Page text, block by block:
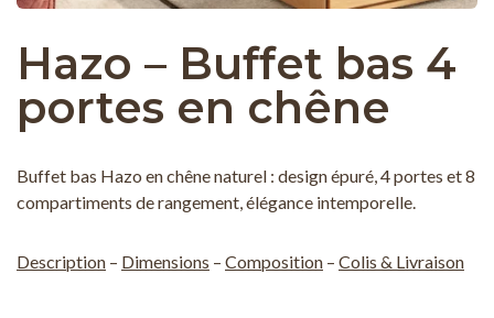
Hazo – Buffet bas 4
portes en chêne
Buffet bas Hazo en chêne naturel : design épuré, 4 portes et 8
compartiments de rangement, élégance intemporelle.
Description – Dimensions – Composition – Colis & Livraison